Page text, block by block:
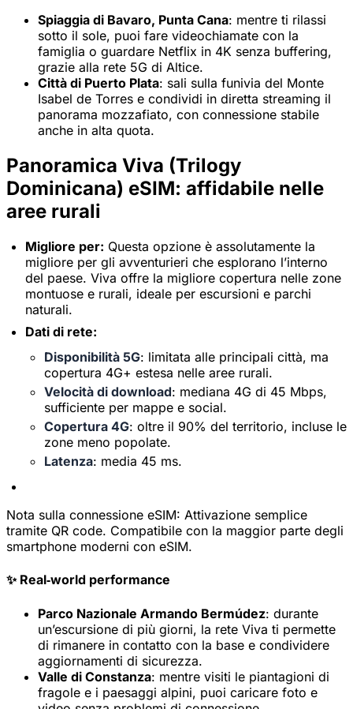
Spiaggia di Bavaro, Punta Cana: mentre ti rilassi
sotto il sole, puoi fare videochiamate con la
famiglia o guardare Netflix in 4K senza buffering,
grazie alla rete 5G di Altice.
Città di Puerto Plata: sali sulla funivia del Monte
Isabel de Torres e condividi in diretta streaming il
panorama mozzafiato, con connessione stabile
anche in alta quota.
Panoramica Viva (Trilogy
Dominicana) eSIM: affidabile nelle
aree rurali
Migliore per: Questa opzione è assolutamente la
migliore per gli avventurieri che esplorano l’interno
del paese. Viva offre la migliore copertura nelle zone
montuose e rurali, ideale per escursioni e parchi
naturali.
Dati di rete:
Disponibilità 5G: limitata alle principali città, ma
copertura 4G+ estesa nelle aree rurali.
Velocità di download: mediana 4G di 45 Mbps,
sufficiente per mappe e social.
Copertura 4G: oltre il 90% del territorio, incluse le
zone meno popolate.
Latenza: media 45 ms.
Nota sulla connessione eSIM: Attivazione semplice
tramite QR code. Compatibile con la maggior parte degli
smartphone moderni con eSIM.
✨ Real‑world performance
Parco Nazionale Armando Bermúdez: durante
un’escursione di più giorni, la rete Viva ti permette
di rimanere in contatto con la base e condividere
aggiornamenti di sicurezza.
Valle di Constanza: mentre visiti le piantagioni di
fragole e i paesaggi alpini, puoi caricare foto e
Offerta a tempo limitato
Codice promozionale
web20